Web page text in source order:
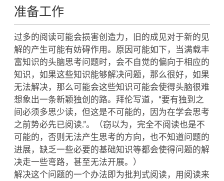
准备工作
过多的阅读可能会损害创造力，旧的成见对于新的见
解的产生可能有妨碍作用。原因可能如下，当满载丰
富知识的头脑思考问题时，会不自觉的偏向于相应的
知识，如果这些知识能够解决问题，那么很好，如果
无法解决，那么可能会这些知识可能会使得头脑很难
想象出一条新颖独创的路。拜伦写道，“要有独到之
间必须多思少读，但这是不可能的，因为在学会思考
之前势必先已阅读.”。（窃以为，完全不阅读也是不
可能的，否则无法产生思考的方向，也不知道问题的
进展，缺乏一些必要的基础知识等都会使得问题的解
决走一些弯路，甚至无法开展。）
解决这个问题的一个办法即为批判式阅读，用阅读来